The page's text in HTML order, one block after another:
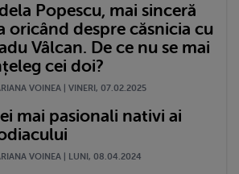
Popescu, mai sinceră
oricând despre căsnicia cu
Vâlcan. De ce nu se mai
cei doi?
VOINEA | VINERI, 07.02.2025
mai pasionali nativi ai
VOINEA | LUNI, 08.04.2024